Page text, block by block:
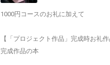
1000円コースのお礼に加えて
【「プロジェクト作品」完成時お礼作
完成作品の本